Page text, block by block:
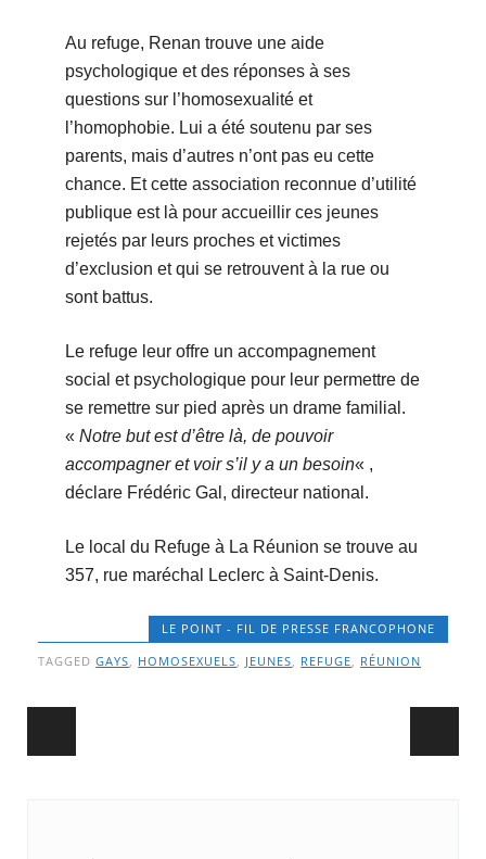
Au refuge, Renan trouve une aide
psychologique et des réponses à ses
questions sur l’homosexualité et
l’homophobie. Lui a été soutenu par ses
parents, mais d’autres n’ont pas eu cette
chance. Et cette association reconnue d’utilité
publique est là pour accueillir ces jeunes
rejetés par leurs proches et victimes
d’exclusion et qui se retrouvent à la rue ou
sont battus.
Le refuge leur offre un accompagnement
social et psychologique pour leur permettre de
se remettre sur pied après un drame familial.
« Notre but est d’être là, de pouvoir
accompagner et voir s’il y a un besoin« ,
déclare Frédéric Gal, directeur national.
Le local du Refuge à La Réunion se trouve au
357, rue maréchal Leclerc à Saint-Denis.
LE POINT - FIL DE PRESSE FRANCOPHONE
TAGGEDGAYS, HOMOSEXUELS, JEUNES, REFUGE, RÉUNION
Post navigation